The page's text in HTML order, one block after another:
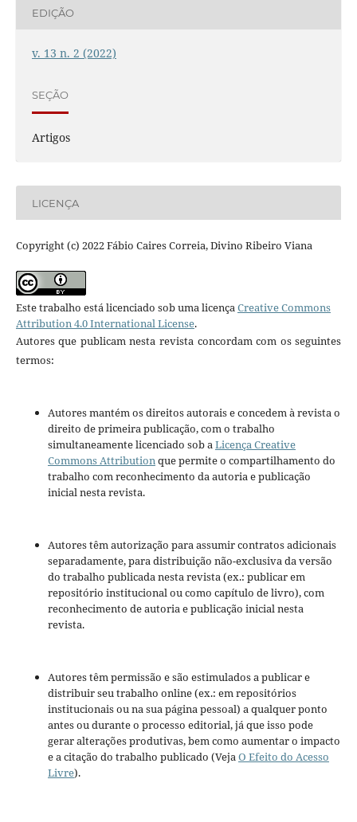
EDIÇÃO
v. 13 n. 2 (2022)
SEÇÃO
Artigos
LICENÇA
Copyright (c) 2022 Fábio Caires Correia, Divino Ribeiro Viana
Este trabalho está licenciado sob uma licençaCreative Commons
Attribution 4.0 International License.
Autores que publicam nesta revista concordam com os seguintes
termos:
Autores mantém os direitos autorais e concedem à revista o
direito de primeira publicação, com o trabalho
simultaneamente licenciado sob aLicença Creative
Commons Attributionque permite o compartilhamento do
trabalho com reconhecimento da autoria e publicação
inicial nesta revista.
Autores têm autorização para assumir contratos adicionais
separadamente, para distribuição não-exclusiva da versão
do trabalho publicada nesta revista (ex.: publicar em
repositório institucional ou como capítulo de livro), com
reconhecimento de autoria e publicação inicial nesta
revista.
Autores têm permissão e são estimulados a publicar e
distribuir seu trabalho online (ex.: em repositórios
institucionais ou na sua página pessoal) a qualquer ponto
antes ou durante o processo editorial, já que isso pode
gerar alterações produtivas, bem como aumentar o impacto
e a citação do trabalho publicado (VejaO Efeito do Acesso
Livre).